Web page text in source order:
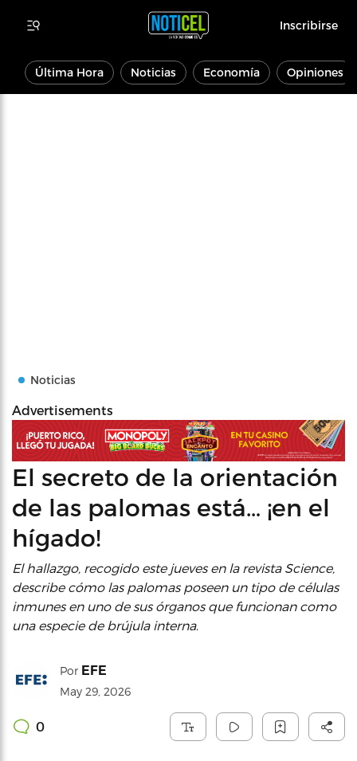
Inscribirse
Última Hora Noticias Economía Opiniones
Noticias
Advertisements
El secreto de la orientación
de las palomas está… ¡en el
hígado!
El hallazgo, recogido este jueves en la revista Science,
describe cómo las palomas poseen un tipo de células
inmunes en uno de sus órganos que funcionan como
una especie de brújula interna.
Por EFE
May 29, 2026
0